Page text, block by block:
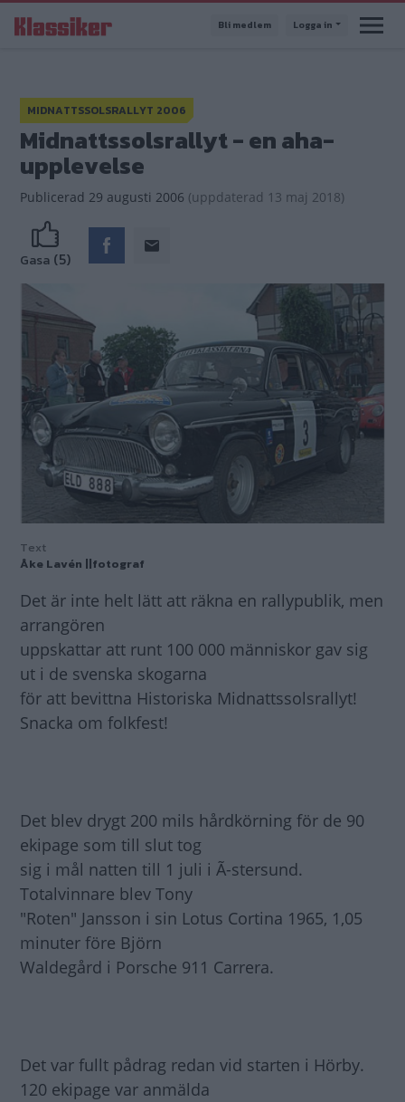
till
Bli medlem Logga in
MIDNATTSSOLSRALLYT 2006
Midnattssolsrallyt - en aha-
upplevelse
Publicerad 29 augusti 2006 (uppdaterad 13 maj 2018)
Gasa (5)
Text
Åke Lavén ||fotograf
Det är inte helt lätt att räkna en rallypublik, men
arrangören
uppskattar att runt 100 000 människor gav sig
ut i de svenska skogarna
för att bevittna Historiska Midnattssolsrallyt!
Snacka om folkfest!
Det blev drygt 200 mils hårdkörning för de 90
ekipage som till slut tog
sig i mål natten till 1 juli i Ã-stersund.
Totalvinnare blev Tony
"Roten" Jansson i sin Lotus Cortina 1965, 1,05
minuter före Björn
Waldegård i Porsche 911 Carrera.
Det var fullt pådrag redan vid starten i Hörby.
120 ekipage var anmälda